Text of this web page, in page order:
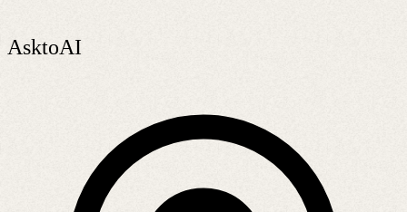
AsktoAI